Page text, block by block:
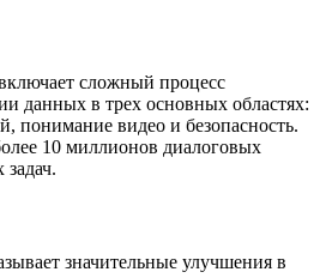
сложный процесс
данных в трех основных областях:
понимание видео и безопасность.
10 миллионов диалоговых
значительные улучшения в